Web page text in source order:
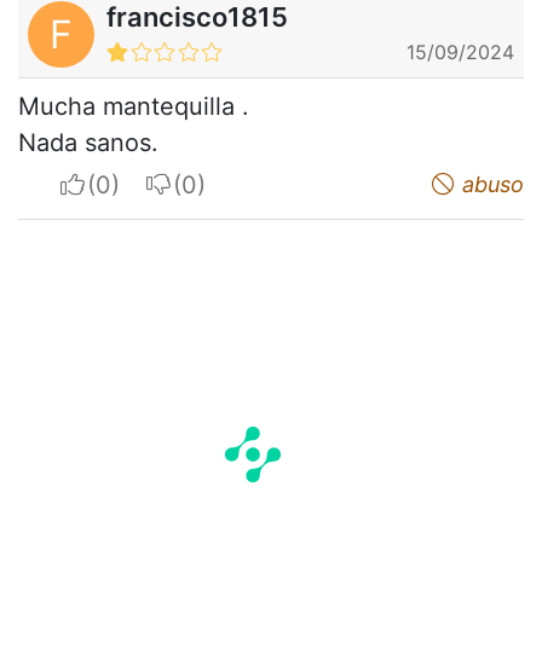
F francisco1815
15/09/2024
Mucha mantequilla .
Nada sanos.
I apreciateI do not appreciate abuso